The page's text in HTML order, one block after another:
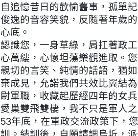
自追憶昔日的歡愉舊事，孤單
俊逸的音容笑貌，反隨著年歲
心底。
認識您，一身草綠，肩扛著政
心萬縷，心懷坦蕩樂觀進取。
親切的言笑、純情的話語，猶
棄成見，允諾我們共效比翼結
尉軍職，收藏起歷經四年的女
愛巢雙飛雙棲，我不只是軍人
53年底，在軍政交流政策下，